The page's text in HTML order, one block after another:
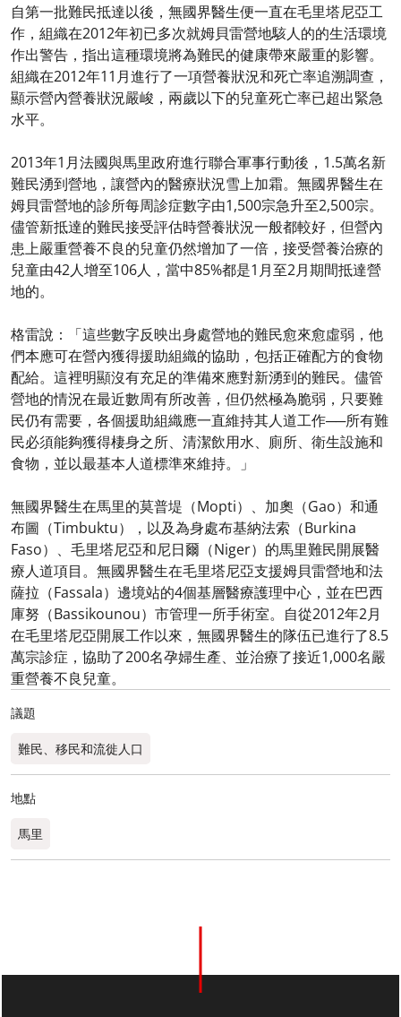
自第一批難民抵達以後，無國界醫生便一直在毛里塔尼亞工
作，組織在2012年初已多次就姆貝雷營地駭人的的生活環境
作出警告，指出這種環境將為難民的健康帶來嚴重的影響。
組織在2012年11月進行了一項營養狀況和死亡率追溯調查，
顯示營內營養狀況嚴峻，兩歲以下的兒童死亡率已超出緊急
水平。
2013年1月法國與馬里政府進行聯合軍事行動後，1.5萬名新
難民湧到營地，讓營內的醫療狀況雪上加霜。無國界醫生在
姆貝雷營地的診所每周診症數字由1,500宗急升至2,500宗。
儘管新抵達的難民接受評估時營養狀況一般都較好，但營內
患上嚴重營養不良的兒童仍然增加了一倍，接受營養治療的
兒童由42人增至106人，當中85%都是1月至2月期間抵達營
地的。
格雷說：「這些數字反映出身處營地的難民愈來愈虛弱，他
們本應可在營內獲得援助組織的協助，包括正確配方的食物
配給。這裡明顯沒有充足的準備來應對新湧到的難民。儘管
營地的情況在最近數周有所改善，但仍然極為脆弱，只要難
民仍有需要，各個援助組織應一直維持其人道工作──所有難
民必須能夠獲得棲身之所、清潔飲用水、廁所、衛生設施和
食物，並以最基本人道標準來維持。」
無國界醫生在馬里的莫普堤（Mopti）、加奧（Gao）和通
布圖（Timbuktu），以及為身處布基納法索（Burkina
Faso）、毛里塔尼亞和尼日爾（Niger）的馬里難民開展醫
療人道項目。無國界醫生在毛里塔尼亞支援姆貝雷營地和法
薩拉（Fassala）邊境站的4個基層醫療護理中心，並在巴西
庫努（Bassikounou）市管理一所手術室。自從2012年2月
在毛里塔尼亞開展工作以來，無國界醫生的隊伍已進行了8.5
萬宗診症，協助了200名孕婦生產、並治療了接近1,000名嚴
重營養不良兒童。
議題
難民、移民和流徙人口
地點
馬里